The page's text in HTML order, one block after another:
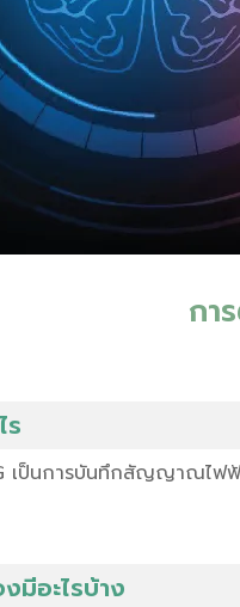
กา
เป็นการบันทึกสัญญาณไฟฟ้
มีอะไรบ้าง